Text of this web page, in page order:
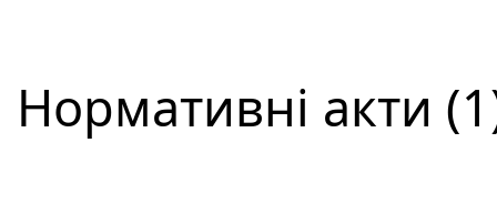
Нормативні акти